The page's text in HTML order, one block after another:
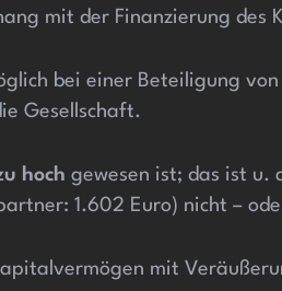
mit der Finanzierung
bei einer Beteiligung
Gesellschaft.
hoch gewesen ist; das ist u.
1.602 Euro) nicht –
mit